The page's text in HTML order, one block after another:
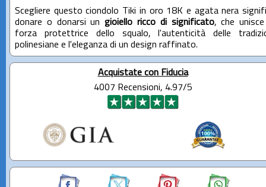
Scegliere questo ciondolo Tiki in oro 18K e agata nera
donare o donarsi ungioiello ricco di significato, che
forza protettrice dello squalo, l'autenticità delle
polinesiane e l'eleganza di un design raffinato.
Acquistate con Fiducia
4007 Recensioni, 4.97/5